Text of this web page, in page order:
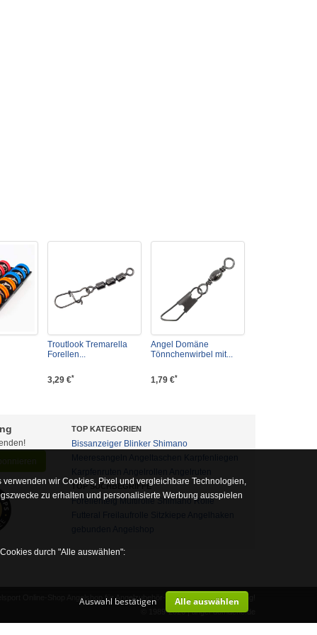
Troutlook Tremarella
Forellen...
3,29 €*
Angel Domäne
Tönnchenwirbel mit...
1,79 €*
TOP KATEGORIEN
Bissanzeiger Blinker Shimano
TOP SUCHBEGRIFFE
Forellenteig Multirolle Shimano Rolle
Online-Shop Angelshop für Angelzubehör- und Outdoor-Ausrüstung!
© 1989-2026 | angel-domaene.de
wir Cookies, Pixel und vergleichbare Technologien,
zu erhalten und personalisierte Werbung ausspielen
durch "Alle auswählen":
auf diese nicht verzichtet werden kann
Auswahl bestätigen Alle auswählen